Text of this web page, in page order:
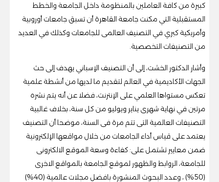
كبيرة من كافة العاملين بالمنظومة داخل الجامعة والخطط
المستقبلية التي مكنت جامعة القاهرة أن تسبق جامعات أوروبية
وأمريكية كبري في التصنيف العالمى للجامعات وكذلك في العديد
من التصنيفات التخصصية.
وأشار الدكتور الخشت، إلى أن التصنيف الإسباني يهدف إلى حث
الجهات الأكاديمية في العالم لتقديم ما لديها من أنشطة علمية
تعكس مستواها العلمي على الإنترنت، فضلا عن أنه يتم نشره
مرتين في نهاية شهرى يناير ويوليو من كل سنة، بخلاف غالبية
التصنيفات العالمية التى تتم مرة فى السنة، موضحا أن التصنيف
يعتمد على قياس أداء الجامعات من خلال مواقعها الإلكترونية
ضمن معايير تشتمل على: كفاءة وسعة الموقع الالكترونى
للجامعة، الروابط والظهور لموقع الجامعة بالمواقع الاخرى
(50%) ، وعدد البحوث المنشورة بافضل مجلات عالمية (40%)